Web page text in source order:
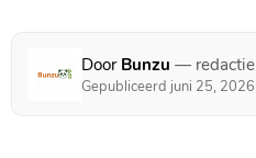
Door Bunzu — redactie
Gepubliceerd juni 25, 2026